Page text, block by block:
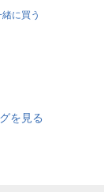
緒に買う
を見る